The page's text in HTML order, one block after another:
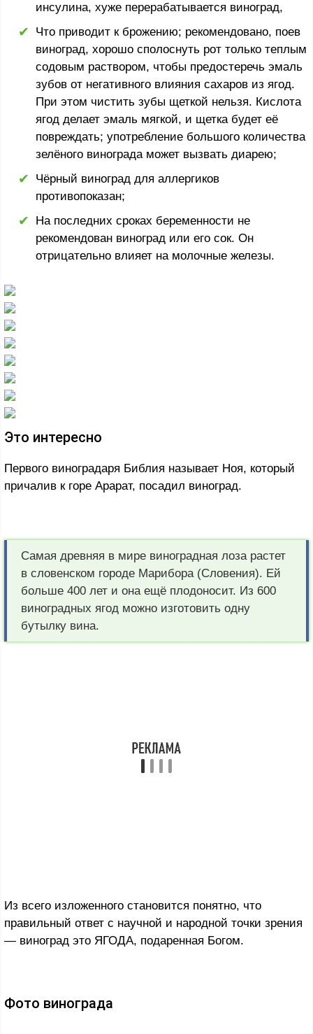
инсулина, хуже перерабатывается виноград,
Что приводит к брожению; рекомендовано, поев
виноград, хорошо сполоснуть рот только теплым
содовым раствором, чтобы предостеречь эмаль
зубов от негативного влияния сахаров из ягод.
При этом чистить зубы щеткой нельзя. Кислота
ягод делает эмаль мягкой, и щетка будет её
повреждать; употребление большого количества
зелёного винограда может вызвать диарею;
Чёрный виноград для аллергиков
противопоказан;
На последних сроках беременности не
рекомендован виноград или его сок. Он
отрицательно влияет на молочные железы.
Это интересно
Первого виноградаря Библия называет Ноя, который
причалив к горе Арарат, посадил виноград.
Самая древняя в мире виноградная лоза растет
в словенском городе Марибора (Словения). Ей
больше 400 лет и она ещё плодоносит. Из 600
виноградных ягод можно изготовить одну
бутылку вина.
Из всего изложенного становится понятно, что
правильный ответ с научной и народной точки зрения
— виноград это ЯГОДА, подаренная Богом.
Фото винограда